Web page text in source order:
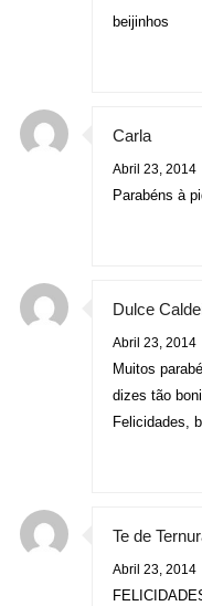
beijinhos
Carla
Abril 23, 2014
Parabéns à
Dulce
Abril 23, 2014
Muitos
dizes tão
Felicidades,
Te de
Abril 23, 2014